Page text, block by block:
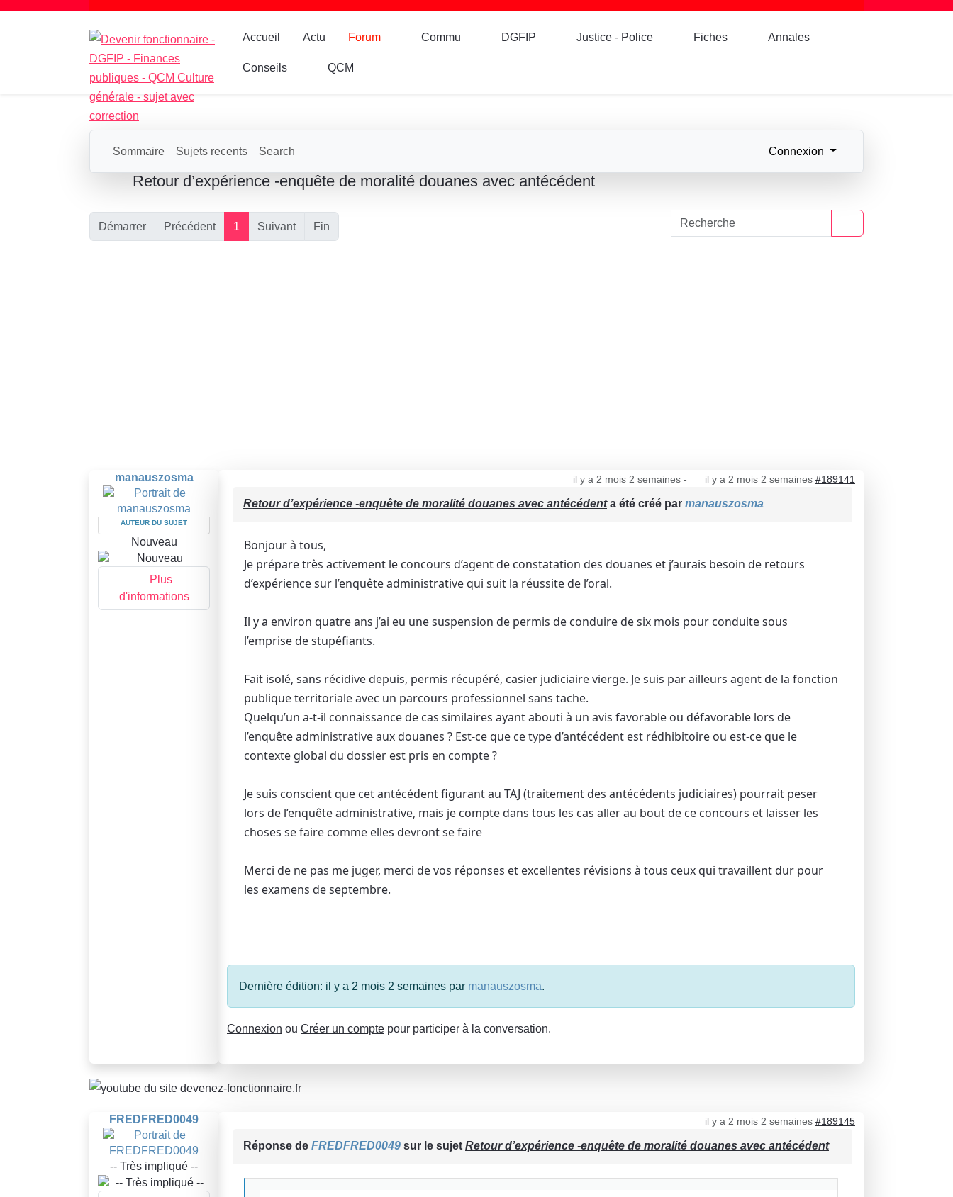
Accueil Actu Forum Commu DGFIP Justice - Police Fiches Annales
Conseils QCM
Sommaire Sujets recents Search Connexion
Retour d’expérience -enquête de moralité douanes avec antécédent
Démarrer Précédent 1 Suivant Fin
manauszosma
AUTEUR DU SUJET
Nouveau
Plus
d'informations
il y a 2 mois 2 semaines- il y a 2 mois 2 semaines #189141
Retour d’expérience -enquête de moralité douanes avec antécédenta été créé par manauszosma
Bonjour à tous,
Je prépare très activement le concours d’agent de constatation des douanes et j’aurais besoin de retours
d’expérience sur l’enquête administrative qui suit la réussite de l’oral.
Il y a environ quatre ans j’ai eu une suspension de permis de conduire de six mois pour conduite sous
l’emprise de stupéfiants.
Fait isolé, sans récidive depuis, permis récupéré, casier judiciaire vierge. Je suis par ailleurs agent de la fonction
publique territoriale avec un parcours professionnel sans tache.
Quelqu’un a-t-il connaissance de cas similaires ayant abouti à un avis favorable ou défavorable lors de
l’enquête administrative aux douanes ? Est-ce que ce type d’antécédent est rédhibitoire ou est-ce que le
contexte global du dossier est pris en compte ?
Je suis conscient que cet antécédent figurant au TAJ (traitement des antécédents judiciaires) pourrait peser
lors de l’enquête administrative, mais je compte dans tous les cas aller au bout de ce concours et laisser les
choses se faire comme elles devront se faire
Merci de ne pas me juger, merci de vos réponses et excellentes révisions à tous ceux qui travaillent dur pour
les examens de septembre.
Dernière édition: il y a 2 mois 2 semaines par manauszosma.
Connexion ou Créer un compte pour participer à la conversation.
FREDFRED0049
-- Très impliqué --
il y a 2 mois 2 semaines #189145
Réponse de FREDFRED0049 sur le sujet Retour d’expérience -enquête de moralité douanes avec antécédent